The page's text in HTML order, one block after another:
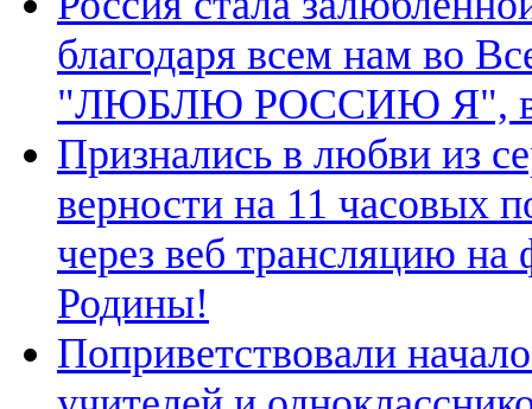
благодаря всем нам во
"ЛЮБЛЮ РОССИЮ Я", в
Признались в любви из
верности на 11 часовых
через веб трансляцию
Родины!
Поприветствовали